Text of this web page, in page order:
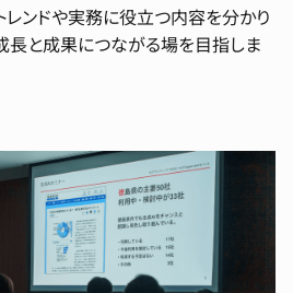
レンドや実務に役立つ内容を分かり
長と成果につながる場を目指しま